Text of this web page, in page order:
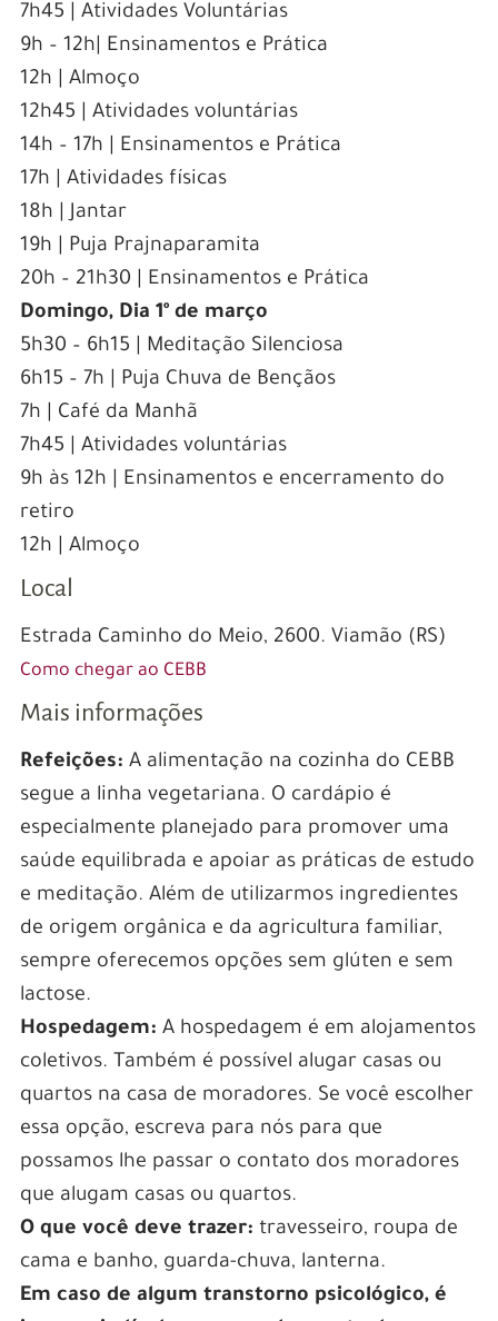
7h45 | Atividades Voluntárias
9h – 12h| Ensinamentos e Prática
12h | Almoço
12h45 | Atividades voluntárias
14h – 17h | Ensinamentos e Prática
17h | Atividades físicas
18h | Jantar
19h | Puja Prajnaparamita
20h – 21h30 | Ensinamentos e Prática
Domingo, Dia 1º de março
5h30 – 6h15 | Meditação Silenciosa
6h15 – 7h | Puja Chuva de Bençãos
7h | Café da Manhã
7h45 | Atividades voluntárias
9h às 12h | Ensinamentos e encerramento do
retiro
12h | Almoço
Local
Estrada Caminho do Meio, 2600. Viamão (RS)
Como chegar ao CEBB
Mais informações
Refeições: A alimentação na cozinha do CEBB
segue a linha vegetariana. O cardápio é
especialmente planejado para promover uma
saúde equilibrada e apoiar as práticas de estudo
e meditação. Além de utilizarmos ingredientes
de origem orgânica e da agricultura familiar,
sempre oferecemos opções sem glúten e sem
lactose.
Hospedagem: A hospedagem é em alojamentos
coletivos. Também é possível alugar casas ou
quartos na casa de moradores. Se você escolher
essa opção, escreva para nós para que
possamos lhe passar o contato dos moradores
que alugam casas ou quartos.
O que você deve trazer: travesseiro, roupa de
cama e banho, guarda-chuva, lanterna.
Em caso de algum transtorno psicológico, é